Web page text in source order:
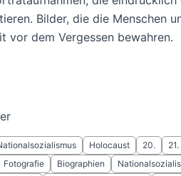
Bilder, die die Menschen
vor dem Vergessen bewahren.
Holocaust 20.
Fotografie Biographien